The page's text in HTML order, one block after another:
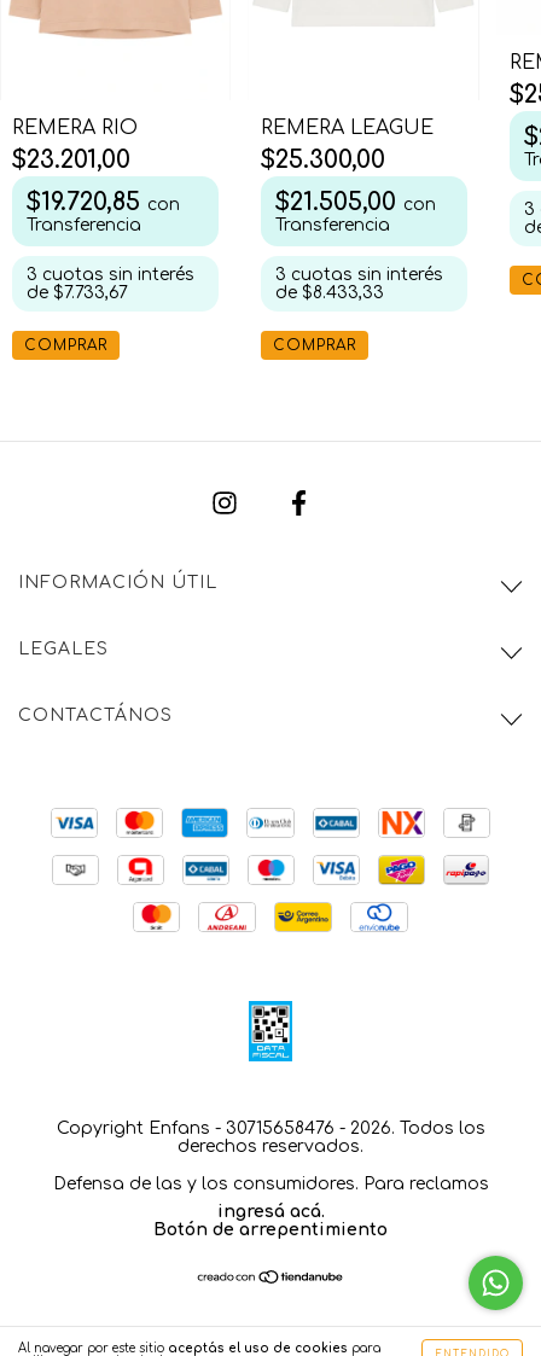
Al navegar por este sitio aceptás el uso de cookies para
REMERA RIO
$23.201,00
$19.720,85 con
Transferencia
3 cuotas sin interés
de $7.733,67
COMPRAR
REMERA LEAGUE
$25.300,00
$21.505,00 con
Transferencia
3 cuotas sin interés
de $8.433,33
COMPRAR
3
INFORMACIÓN ÚTIL
LEGALES
CONTACTÁNOS
Copyright Enfans - 30715658476 - 2026. Todos los
derechos reservados.
Defensa de las y los consumidores. Para reclamos
ingresá acá.
Botón de arrepentimiento